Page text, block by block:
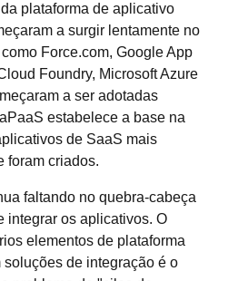
plataforma de aplicativo
a surgir lentamente no
Force.com, Google App
Foundry, Microsoft Azure
a ser adotadas
estabelece a base na
de SaaS mais
foram criados.
faltando no quebra-cabeça
integrar os aplicativos. O
elementos de plataforma
de integração é o